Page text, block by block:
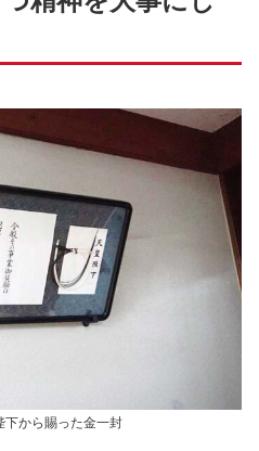
下から賜った金一封